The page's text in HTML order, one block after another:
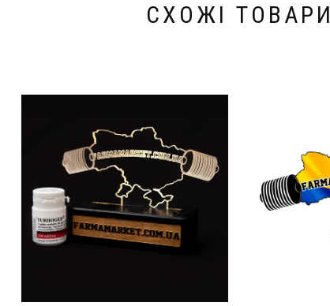
СХОЖІ ТОВАРИ